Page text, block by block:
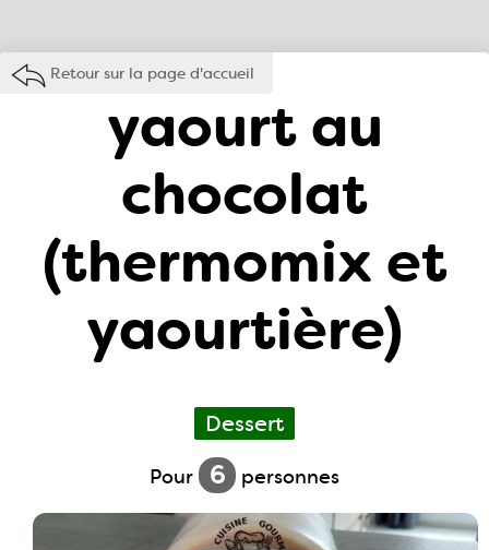
Retour sur la page d'accueil
yaourt au
chocolat
(thermomix et
yaourtière)
Dessert
Pour 6 personnes